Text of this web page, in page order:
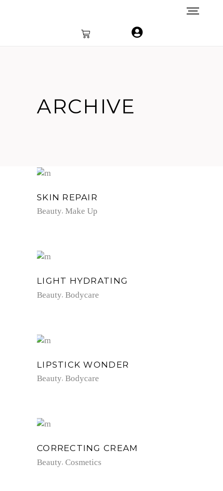
ARCHIVE
SKIN REPAIR
Beauty Make Up
LIGHT HYDRATING
Beauty Bodycare
LIPSTICK WONDER
Beauty Bodycare
CORRECTING CREAM
Beauty Cosmetics